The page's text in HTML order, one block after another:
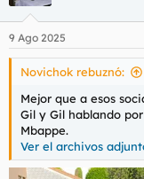
9 Ago 2025
Novichok rebuznó:
Mejor que a esos
Gil y Gil hablando
Mbappe.
Ver el archivos